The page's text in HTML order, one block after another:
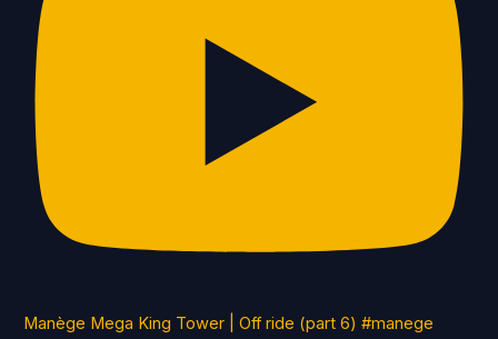
Manège Mega King Tower | Off ride (part 6) #manege